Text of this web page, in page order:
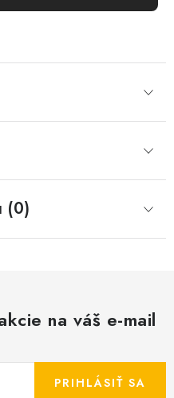
(0)
na váš e-mail
PRIHLÁSIŤ SA